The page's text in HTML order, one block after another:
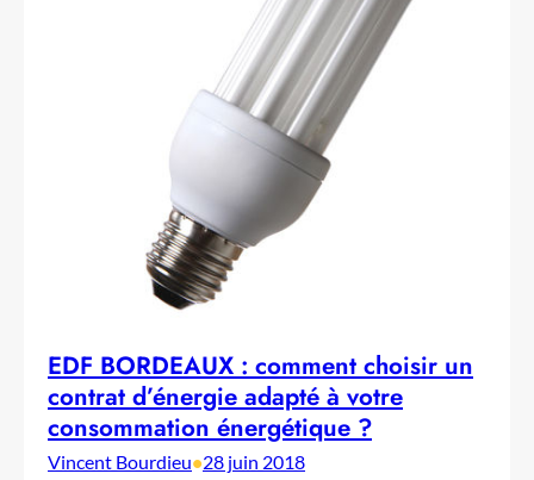
EDF BORDEAUX : comment choisir un
contrat d’énergie adapté à votre
consommation énergétique ?
Vincent Bourdieu•28 juin 2018